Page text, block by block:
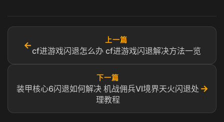
←
上一篇
cf进游戏闪退怎么办 cf进游戏闪退解决方法一览
下一篇
装甲核心6闪退如何解决 机战佣兵VI境界天火闪退处
理教程
→